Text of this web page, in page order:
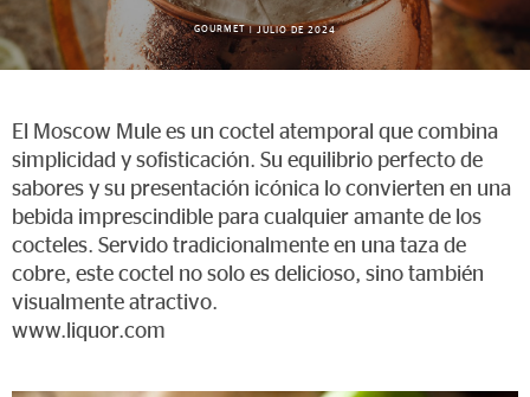
GOURMET | JULIO DE 2024
El Moscow Mule es un coctel atemporal que combina
simplicidad y sofisticación. Su equilibrio perfecto de
sabores y su presentación icónica lo convierten en una
bebida imprescindible para cualquier amante de los
cocteles. Servido tradicionalmente en una taza de
cobre, este coctel no solo es delicioso, sino también
visualmente atractivo.
www.liquor.com